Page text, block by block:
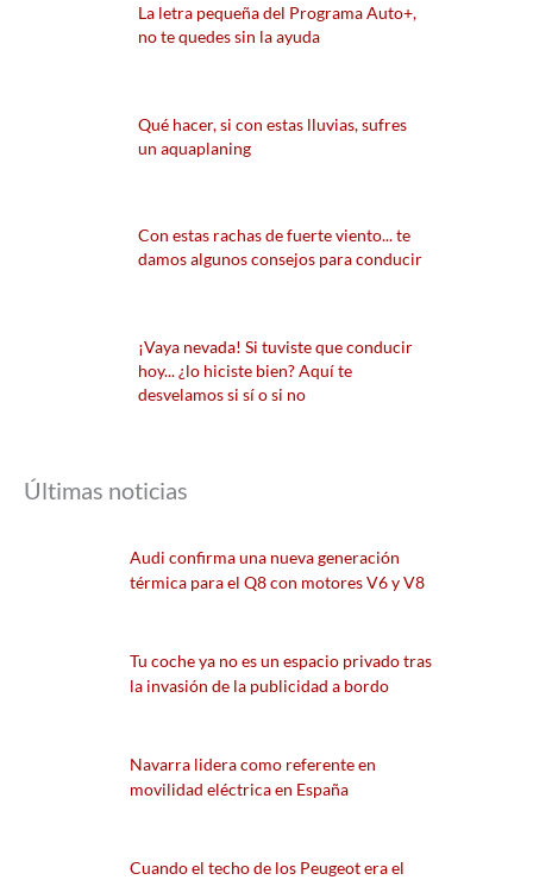
La letra pequeña del Programa Auto+,
no te quedes sin la ayuda
Qué hacer, si con estas lluvias, sufres
un aquaplaning
Con estas rachas de fuerte viento... te
damos algunos consejos para conducir
¡Vaya nevada! Si tuviste que conducir
hoy... ¿lo hiciste bien? Aquí te
desvelamos si sí o si no
Últimas noticias
Audi confirma una nueva generación
térmica para el Q8 con motores V6 y V8
Tu coche ya no es un espacio privado tras
la invasión de la publicidad a bordo
Navarra lidera como referente en
movilidad eléctrica en España
Cuando el techo de los Peugeot era el